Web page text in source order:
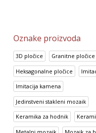
Oznake proizvoda
3D pločice Granitne pločice
Heksagonalne pločice
Imitacija kamena
Jedinstveni stakleni mozaik
Keramika za hodnik